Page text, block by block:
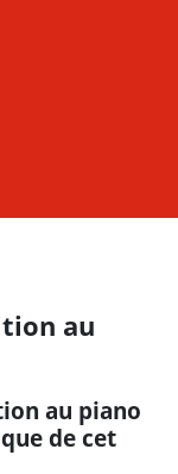
au
au piano
de cet